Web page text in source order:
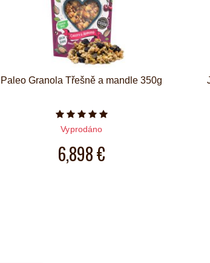
Paleo Granola Třešně a mandle 350g
Počet hvězdiček je 5 z 5
Vyprodáno
6,898 €